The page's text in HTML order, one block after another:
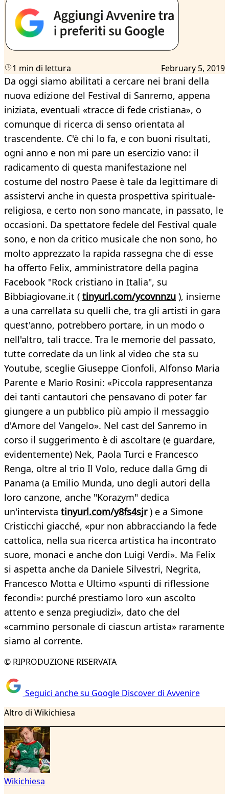
1 min di lettura February 5, 2019
Da oggi siamo abilitati a cercare nei brani della
nuova edizione del Festival di Sanremo, appena
iniziata, eventuali «tracce di fede cristiana», o
comunque di ricerca di senso orientata al
trascendente. C'è chi lo fa, e con buoni risultati,
ogni anno e non mi pare un esercizio vano: il
radicamento di questa manifestazione nel
costume del nostro Paese è tale da legittimare di
assistervi anche in questa prospettiva spirituale-
religiosa, e certo non sono mancate, in passato, le
occasioni. Da spettatore fedele del Festival quale
sono, e non da critico musicale che non sono, ho
molto apprezzato la rapida rassegna che di esse
ha offerto Felix, amministratore della pagina
Facebook "Rock cristiano in Italia", su
Bibbiagiovane.it ( tinyurl.com/ycovnnzu ), insieme
a una carrellata su quelli che, tra gli artisti in gara
quest'anno, potrebbero portare, in un modo o
nell'altro, tali tracce. Tra le memorie del passato,
tutte corredate da un link al video che sta su
Youtube, sceglie Giuseppe Cionfoli, Alfonso Maria
Parente e Mario Rosini: «Piccola rappresentanza
dei tanti cantautori che pensavano di poter far
giungere a un pubblico più ampio il messaggio
d'Amore del Vangelo». Nel cast del Sanremo in
corso il suggerimento è di ascoltare (e guardare,
evidentemente) Nek, Paola Turci e Francesco
Renga, oltre al trio Il Volo, reduce dalla Gmg di
Panama (a Emilio Munda, uno degli autori della
loro canzone, anche "Korazym" dedica
un'intervista tinyurl.com/y8fs4sjr) e a Simone
Cristicchi giacché, «pur non abbracciando la fede
cattolica, nella sua ricerca artistica ha incontrato
suore, monaci e anche don Luigi Verdi». Ma Felix
si aspetta anche da Daniele Silvestri, Negrita,
Francesco Motta e Ultimo «spunti di riflessione
fecondi»: purché prestiamo loro «un ascolto
attento e senza pregiudizi», dato che del
«cammino personale di ciascun artista» raramente
siamo al corrente.
© RIPRODUZIONE RISERVATA
Seguici anche su Google Discover di Avvenire
Altro di Wikichiesa
Wikichiesa